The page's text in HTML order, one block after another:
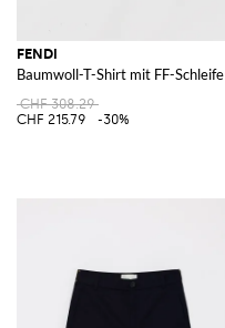
FENDI
Baumwoll-T-Shirt mit FF-Schleife
CHF 308.29
CHF 215.79
-30%